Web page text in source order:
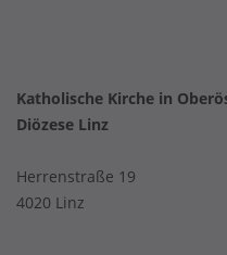
Katholische Kirche in
Diözese Linz
Herrenstraße 19
4020 Linz